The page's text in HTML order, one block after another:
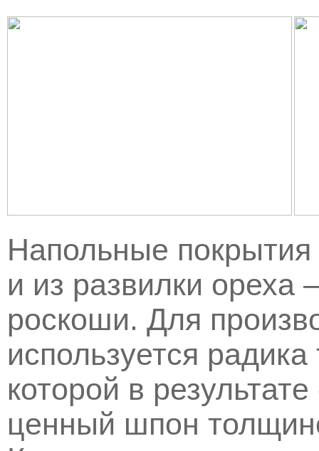
Напольные покрытия
и из развилки
роскоши. Для
используется
которой в
ценный шпон